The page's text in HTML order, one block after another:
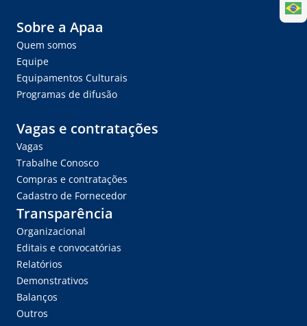
Sobre a Apaa
Quem somos
Equipe
Equipamentos Culturais
Programas de difusão
Vagas e contratações
Vagas
Trabalhe Conosco
Compras e contratações
Cadastro de Fornecedor
Transparência
Organizacional
Editais e convocatórias
Relatórios
Demonstrativos
Balanços
Outros